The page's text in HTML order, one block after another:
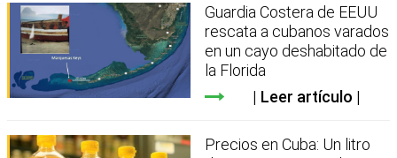
Guardia Costera de EEUU
rescata a cubanos varados
en un cayo deshabitado de
la Florida
Leer artículo
Precios en Cuba: Un litro